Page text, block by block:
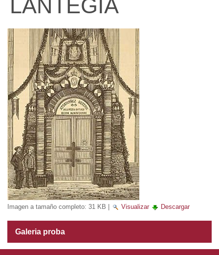
LANTEGIA
Imagen a tamaño completo: 31 KB Visualizar Descargar
Galeria proba